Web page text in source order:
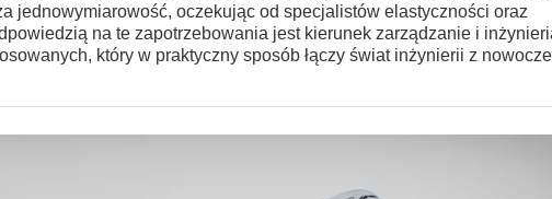
jednowymiarowość, oczekując od specjalistów elastyczności oraz
na te zapotrzebowania jest kierunek zarządzanie i
który w praktyczny sposób łączy świat inżynierii z